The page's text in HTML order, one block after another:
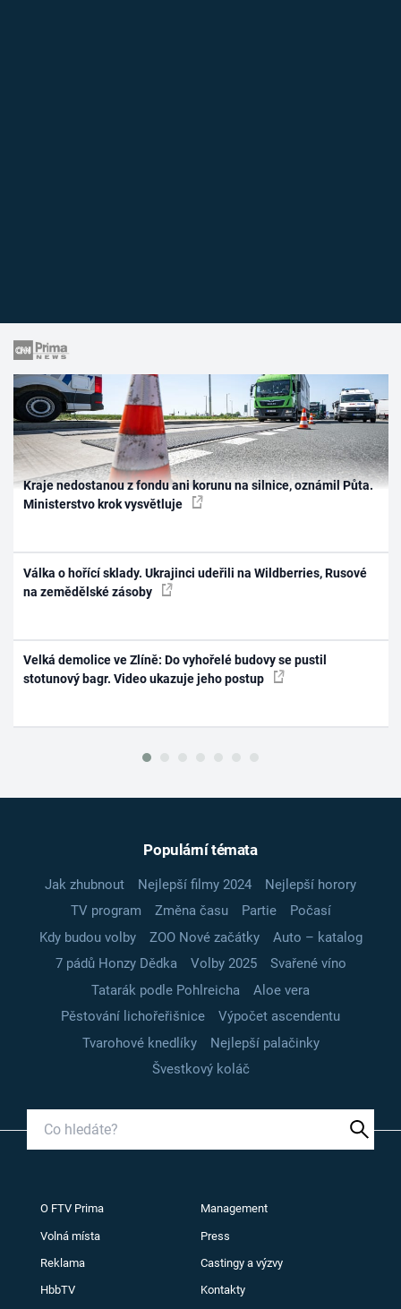
Kraje nedostanou z fondu ani korunu na silnice, oznámil Půta.
Ministerstvo krok vysvětluje
Válka o hořící sklady. Ukrajinci udeřili na Wildberries, Rusové
na zemědělské zásoby
Velká demolice ve Zlíně: Do vyhořelé budovy se pustil
stotunový bagr. Video ukazuje jeho postup
Populární témata
Jak zhubnout Nejlepší filmy 2024
Nejlepší horory
TV program
Změna času Partie
Počasí
Kdy budou volby
ZOO Nové začátky
Auto – katalog
7 pádů Honzy Dědka
Volby 2025
Svařené víno
Tatarák podle Pohlreicha
Aloe vera
Pěstování lichořeřišnice
Výpočet ascendentu
Tvarohové knedlíky
Nejlepší palačinky
Švestkový koláč
O FTV Prima Management
Volná místa Press
Reklama Castingy a výzvy
HbbTV Kontakty